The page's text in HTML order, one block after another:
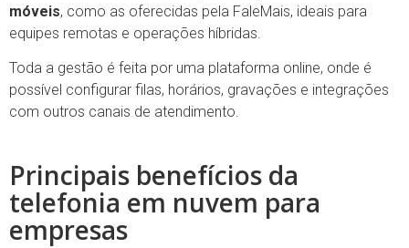
móveis, como as oferecidas pela FaleMais, ideais para
equipes remotas e operações híbridas.
Toda a gestão é feita por uma plataforma online, onde é
possível configurar filas, horários, gravações e integrações
com outros canais de atendimento.
Principais benefícios da
telefonia em nuvem para
empresas